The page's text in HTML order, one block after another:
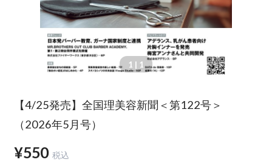
1 | 1
【4/25発売】全国理美容新聞＜第122号＞
（2026年5月号）
¥550 税込